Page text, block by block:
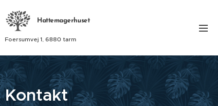
Hattemagerhuset
Foersumvej 1, 6880 tarm
Kontakt